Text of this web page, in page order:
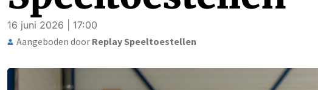
16 juni 2026 | 17:00
Aangeboden door Replay Speeltoestellen